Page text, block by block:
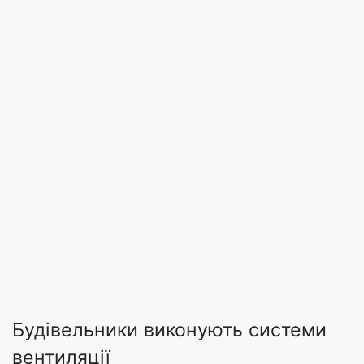
Будівельники виконують системи
вентиляції